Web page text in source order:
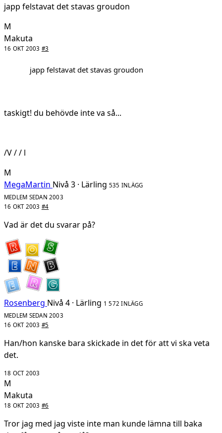
japp felstavat det stavas groudon
M
Makuta
16 OKT 2003 #3
japp felstavat det stavas groudon
taskigt! du behövde inte va så...
/V / / l
M
MegaMartin Nivå 3 · Lärling 535 INLÄGG
MEDLEM SEDAN 2003
16 OKT 2003 #4
Vad är det du svarar på?
Rosenberg Nivå 4 · Lärling 1 572 INLÄGG
MEDLEM SEDAN 2003
16 OKT 2003 #5
Han/hon kanske bara skickade in det för att vi ska veta
det.
18 OCT 2003
M
Makuta
18 OKT 2003 #6
Tror jag med jag viste inte man kunde lämna till baka